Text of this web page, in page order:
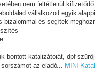
nem feltétlenül
vállalkozod egyik
bizalommal és segítek
bontott katalizátorát, dpf
az eladó... MINI